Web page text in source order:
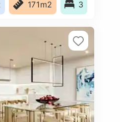
171m2 3